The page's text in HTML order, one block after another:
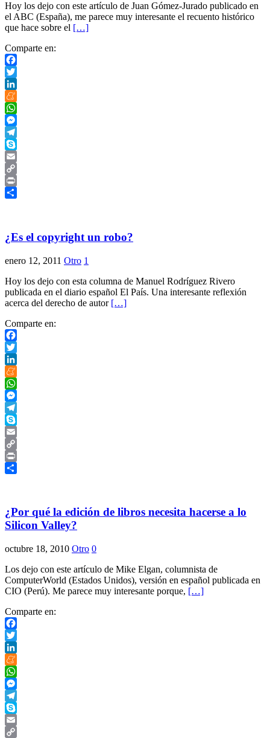
Hoy los dejo con este artículo de Juan Gómez-Jurado publicado en
el ABC (España), me parece muy interesante el recuento histórico
que hace sobre el […]
Comparte en:
Facebook
Twitter
LinkedIn
Meneame
WhatsApp
Messenger
Telegram
Skype
Email
Copy
Link
Print
¿Es el copyright un robo?
enero 12, 2011 Otro 1
Hoy los dejo con esta columna de Manuel Rodríguez Rivero
publicada en el diario español El País. Una interesante reflexión
acerca del derecho de autor […]
Comparte en:
Facebook
Twitter
LinkedIn
Meneame
WhatsApp
Messenger
Telegram
Skype
Email
Copy
Link
Print
¿Por qué la edición de libros necesita hacerse a lo
Silicon Valley?
octubre 18, 2010 Otro 0
Los dejo con este artículo de Mike Elgan, columnista de
ComputerWorld (Estados Unidos), versión en español publicada en
CIO (Perú). Me parece muy interesante porque, […]
Comparte en:
Facebook
Twitter
LinkedIn
Meneame
WhatsApp
Messenger
Telegram
Skype
Email